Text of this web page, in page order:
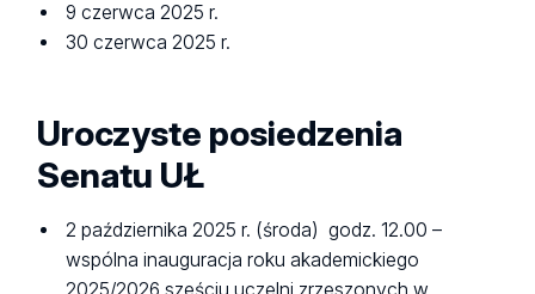
9 czerwca 2025 r.
30 czerwca 2025 r.
Uroczyste posiedzenia
Senatu UŁ
2 października 2025 r. (środa) godz. 12.00 –
wspólna inauguracja roku akademickiego